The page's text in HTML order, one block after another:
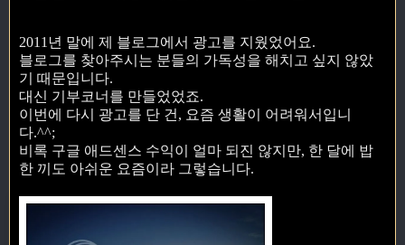
2011년 말에 제 블로그에서 광고를 지웠었어요.
블로그를 찾아주시는 분들의 가독성을 해치고 싶지 않았
기 때문입니다.
대신 기부코너를 만들었었죠.
이번에 다시 광고를 단 건, 요즘 생활이 어려워서입니
다.^^;
비록 구글 애드센스 수익이 얼마 되진 않지만, 한 달에 밥
한 끼도 아쉬운 요즘이라 그렇습니다.